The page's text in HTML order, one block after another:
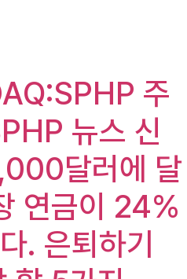
주
뉴스 신
달러에 달
연금이 24%
. 은퇴하기